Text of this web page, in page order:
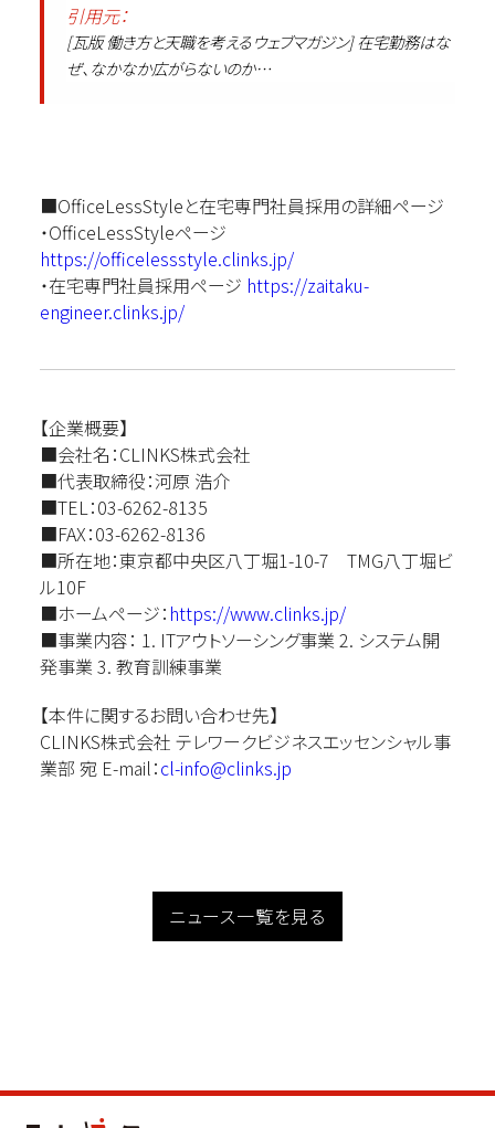
引用元：
[瓦版 働き方と天職を考えるウェブマガジン] 在宅勤務はな
ぜ、なかなか広がらないのか…
■OfficeLessStyleと在宅専門社員採用の詳細ページ
・OfficeLessStyleページ
https://officelessstyle.clinks.jp/
・在宅専門社員採用ページ https://zaitaku-
engineer.clinks.jp/
【企業概要】
■会社名：CLINKS株式会社
■代表取締役：河原 浩介
■TEL：03-6262-8135
■FAX：03-6262-8136
■所在地：東京都中央区八丁堀1-10-7 TMG八丁堀ビ
ル10F
■ホームページ： https://www.clinks.jp/
■事業内容： 1. ITアウトソーシング事業 2. システム開
発事業 3. 教育訓練事業
【本件に関するお問い合わせ先】
CLINKS株式会社 テレワークビジネスエッセンシャル事
業部 宛 E-mail：cl-info@clinks.jp
ニュース一覧を見る